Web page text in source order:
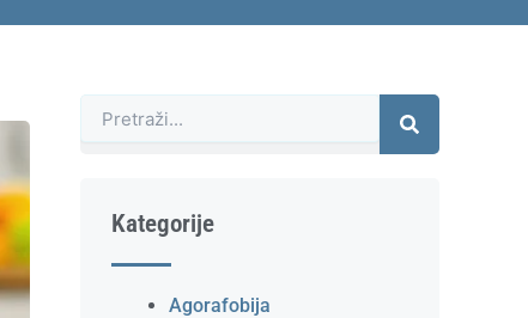
Претрага
Kategorije
Agorafobija